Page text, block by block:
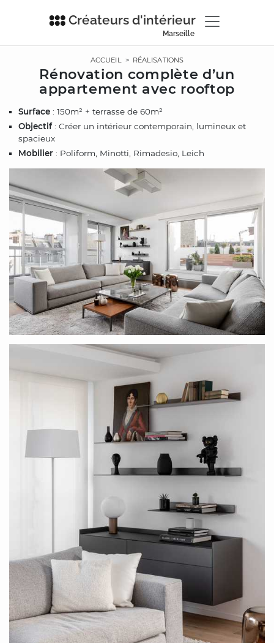
Créateurs d'intérieur
Marseille
ACCUEIL> RÉALISATIONS
Rénovation complète d’un
appartement avec rooftop
Surface : 150m² + terrasse de 60m²
Objectif: Créer un intérieur contemporain, lumineux et
spacieux
Mobilier : Poliform, Minotti, Rimadesio, Leich